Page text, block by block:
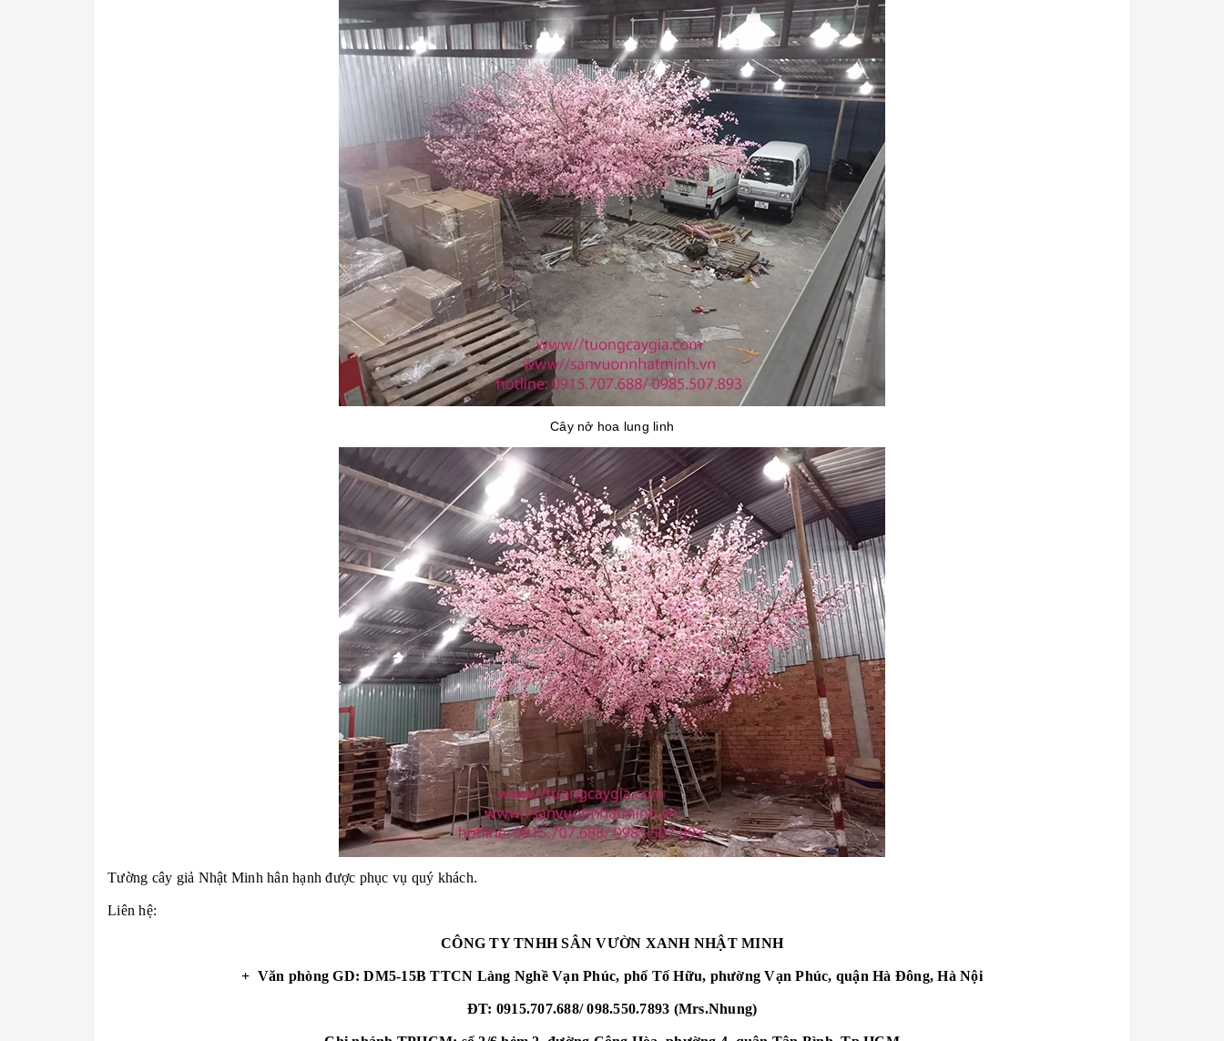
Cây nở hoa lung linh
Tường cây giả Nhật Minh hân hạnh được phục vụ quý khách.
Liên hệ:
CÔNG TY TNHH SÂN VƯỜN XANH NHẬT MINH
+ Văn phòng GD: DM5-15B TTCN Làng Nghề Vạn Phúc, phố Tố Hữu, phường Vạn Phúc, quận Hà Đông, Hà Nội
ĐT: 0915.707.688/ 098.550.7893 (Mrs.Nhung)